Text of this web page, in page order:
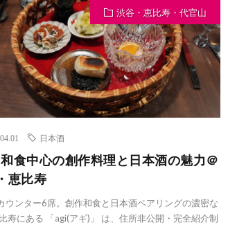
渋谷・恵比寿・代官山
日本酒
食中心の創作料理と日本酒の魅力＠
恵比寿
ウンター6席。創作和食と日本酒ペアリングの濃密な
寿にある 「agi(アギ)」 は、住所非公開・完全紹介制